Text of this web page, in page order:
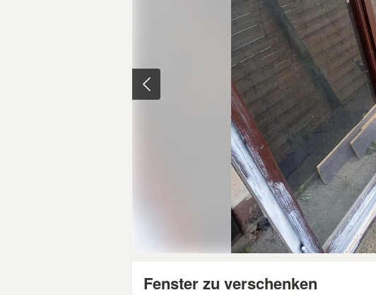
Fenster zu verschenken